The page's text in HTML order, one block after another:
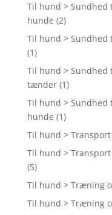
Til hund > Sundhed
hunde (2)
Til hund >
(1)
Til hund > Sundhed
tænder (1)
Til hund > Sundhed
hunde (1)
Til hund >
Til hund >
(5)
Til hund > Træning
Til hund > Træning